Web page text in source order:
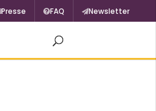
Presse FAQ Newsletter